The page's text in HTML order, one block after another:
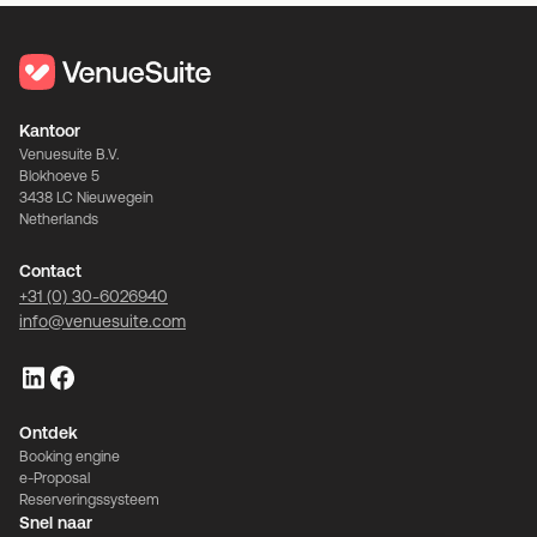
Kantoor
Venuesuite B.V.
Blokhoeve 5
3438 LC Nieuwegein
Netherlands
Contact
+31 (0) 30-6026940
info@venuesuite.com
Ontdek
Booking engine
e-Proposal
Reserveringssysteem
Snel naar